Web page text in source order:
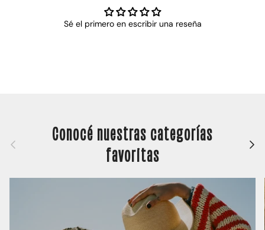
Sé el primero en escribir una reseña
Anterior Conocé nuestras categorías
favoritas